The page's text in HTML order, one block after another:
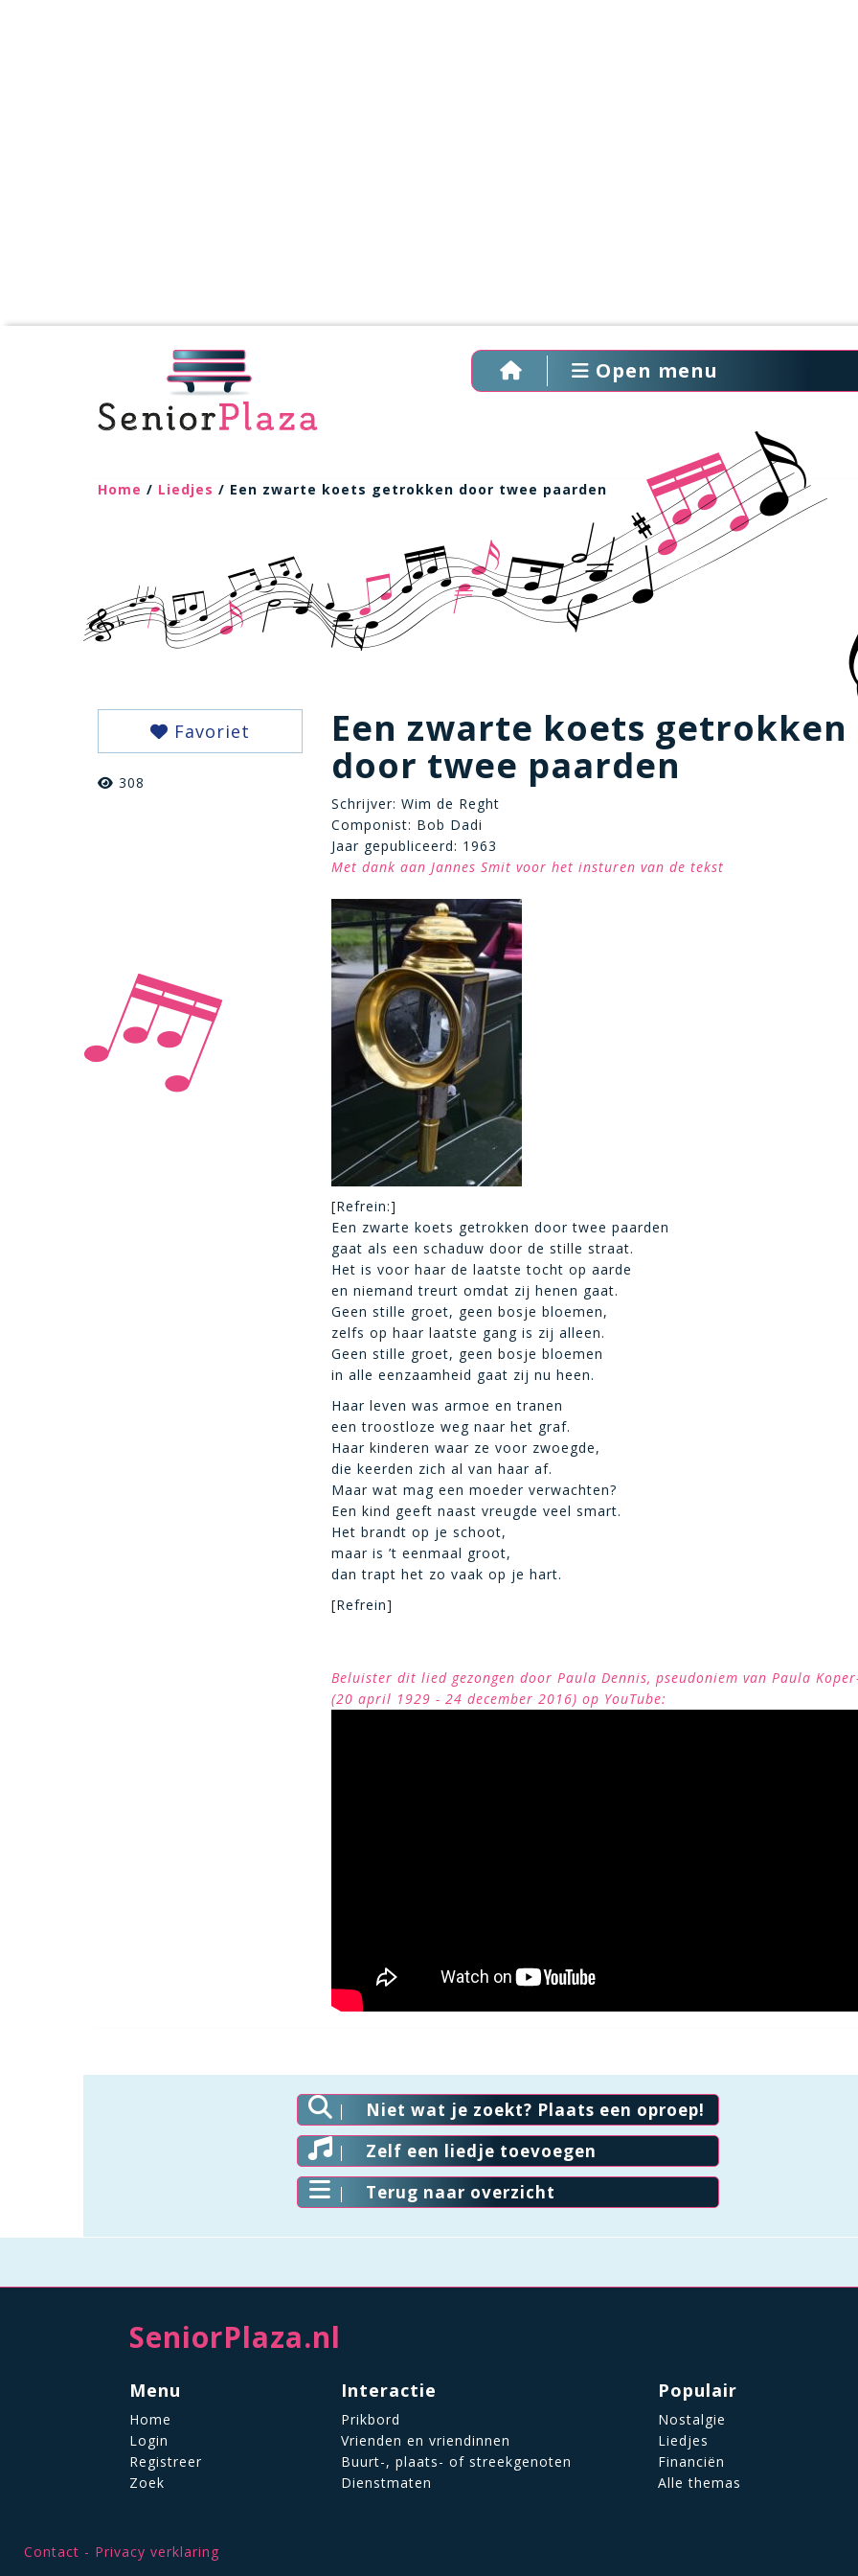
Open menu
Home / Liedjes / Een zwarte koets getrokken door twee paarden
Favoriet
308
Een zwarte koets getrokken
door twee paarden
Schrijver: Wim de Reght
Componist: Bob Dadi
Jaar gepubliceerd: 1963
Met dank aan Jannes Smit voor het insturen van de tekst
[Refrein:]
Een zwarte koets getrokken door twee paarden
gaat als een schaduw door de stille straat.
Het is voor haar de laatste tocht op aarde
en niemand treurt omdat zij henen gaat.
Geen stille groet, geen bosje bloemen,
zelfs op haar laatste gang is zij alleen.
Geen stille groet, geen bosje bloemen
in alle eenzaamheid gaat zij nu heen.
Haar leven was armoe en tranen
een troostloze weg naar het graf.
Haar kinderen waar ze voor zwoegde,
die keerden zich al van haar af.
Maar wat mag een moeder verwachten?
Een kind geeft naast vreugde veel smart.
Het brandt op je schoot,
maar is ’t eenmaal groot,
dan trapt het zo vaak op je hart.
[Refrein]
Beluister dit lied gezongen door Paula Dennis, pseudoniem van Paula
(20 april 1929 - 24 december 2016) op YouTube:
Niet wat je zoekt? Plaats een oproep!
Zelf een liedje toevoegen
Terug naar overzicht
SeniorPlaza.nl
Menu
Home
Login
Registreer
Zoek
Interactie
Prikbord
Vrienden en vriendinnen
Buurt-, plaats- of streekgenoten
Dienstmaten
Populair
Nostalgie
Liedjes
Financiën
Alle themas
Contact Privacy verklaring